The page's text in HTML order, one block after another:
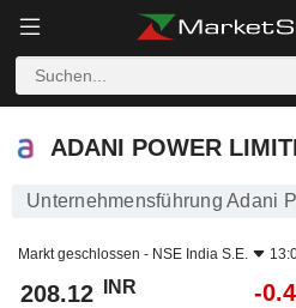
ADANI POWER LIMITED
ADANI POWER
Unternehmensführung Adani
Markt geschlossen - NSE India S.E.
208.12 INR -